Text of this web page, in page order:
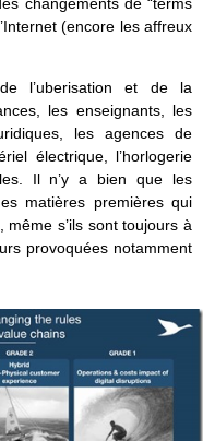
(encore les affreux
l’uberisation et de la
les enseignants, les
les agences de
électrique, l’horlogerie
Il n’y a bien que les
matières premières qui
même s’ils sont toujours à
provoquées notamment